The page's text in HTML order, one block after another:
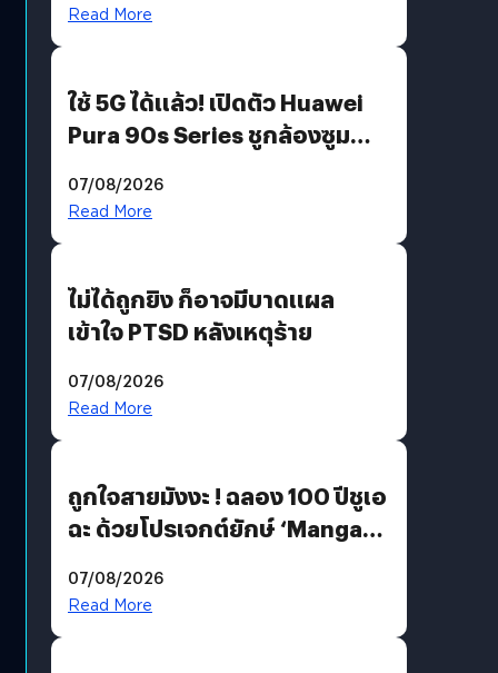
Read More
ใช้ 5G ได้แล้ว! เปิดตัว Huawei
Pura 90s Series ชูกล้องซูม
07/08/2026
Read More
ไม่ได้ถูกยิง ก็อาจมีบาดแผล
เข้าใจ PTSD หลังเหตุร้าย
07/08/2026
Read More
ถูกใจสายมังงะ ! ฉลอง 100 ปีชูเอ
ฉะ ด้วยโปรเจกต์ยักษ์ ‘Manga
มีภาษาไทยด้วย
07/08/2026
Read More